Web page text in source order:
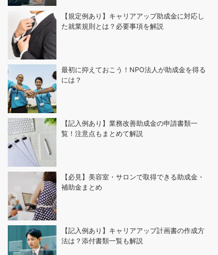
【規定例あり】キャリアアップ助成金に対応し
た就業規則とは？必要事項を解説
最初に抑えておこう！NPO法人が助成金を得る
には？
【記入例あり】業務改善助成金の申請書類一
覧！注意点もまとめて解説
【必見】美容室・サロンで取得できる助成金・
補助金まとめ
【記入例あり】キャリアアップ計画書の作成方
法は？添付書類一覧も解説